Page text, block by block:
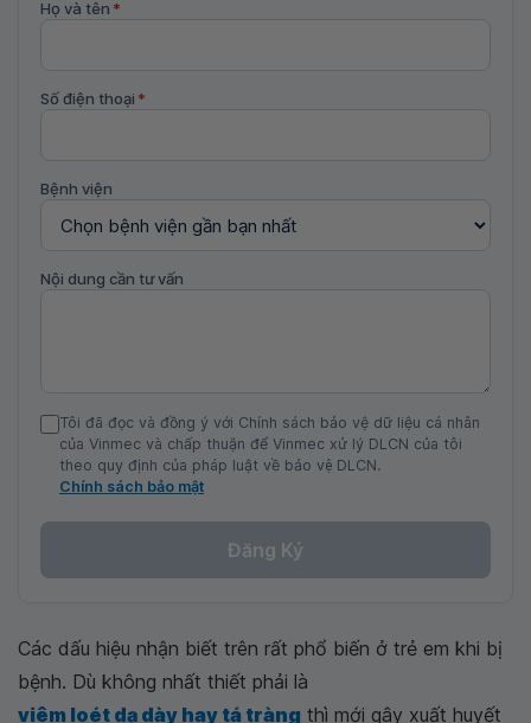
Họ và tên *
Số điện thoại *
Bệnh viện
Nội dung cần tư vấn
Tôi đã đọc và đồng ý với Chính sách bảo vệ dữ liệu cá nhân
của Vinmec và chấp thuận để Vinmec xử lý DLCN của tôi
theo quy định của pháp luật về bảo vệ DLCN.
Chính sách bảo mật
Đăng Ký
Các dấu hiệu nhận biết trên rất phổ biến ở trẻ em khi bị
bệnh. Dù không nhất thiết phải là
viêm loét dạ dày hay tá tràng thì mới gây xuất huyết